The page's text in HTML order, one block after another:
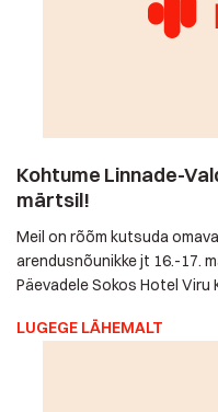
Meil on rõõm kutsuda
arendusnõunikke jt 16.-17.
Päevadele Sokos Hotel
omavalitsuste
eakaid ja puuetega inimesi
otsustajatega, kellega
LUGEGE LÄHEMALT